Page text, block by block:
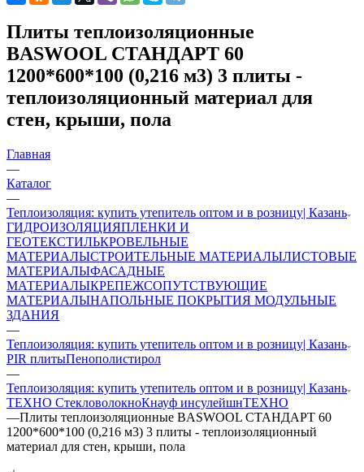
Плиты теплоизоляционные
BASWOOL СТАНДАРТ 60
1200*600*100 (0,216 м3) 3 плиты -
теплоизоляционный материал для
стен, крыши, пола
Главная
—
Каталог
—
Теплоизоляция: купить утепитель оптом и в розницу| Казань
ГИДРОИЗОЛЯЦИЯПЛЕНКИ И
ГЕОТЕКСТИЛЬКРОВЕЛЬНЫЕ
МАТЕРИАЛЫСТРОИТЕЛЬНЫЕ МАТЕРИАЛЫЛИСТОВЫЕ
МАТЕРИАЛЫФАСАДНЫЕ
МАТЕРИАЛЫКРЕПЕЖСОПУТСТВУЮЩИЕ
МАТЕРИАЛЫНАПОЛЬНЫЕ ПОКРЫТИЯ МОДУЛЬНЫЕ
ЗДАНИЯ
—
Теплоизоляция: купить утепитель оптом и в розницу| Казань
PIR плитыПенополистирол
—
Теплоизоляция: купить утепитель оптом и в розницу| Казань
ТЕХНО СтекловолокноКнауф инсулейшнТЕХНО
—Плиты теплоизоляционные BASWOOL СТАНДАРТ 60
1200*600*100 (0,216 м3) 3 плиты - теплоизоляционный
материал для стен, крыши, пола